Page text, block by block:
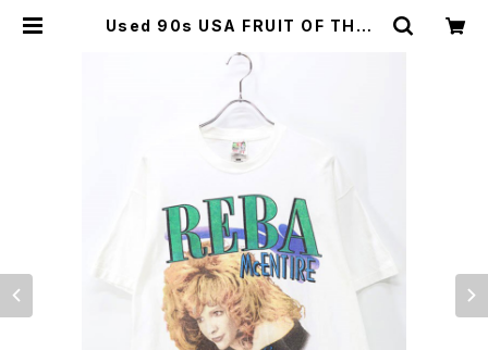
Used 90s USA FRUIT OF THE L
phic Music T-Shirt Size XL 古
着 | ear vintage&culture store